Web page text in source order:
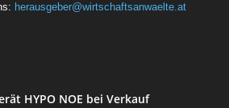
herausgeber@wirtschaftsanwaelte.at
HYPO NOE bei Verkauf